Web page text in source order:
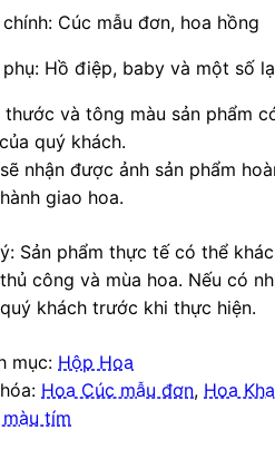
Cúc mẫu đơn, hoa hồng
phụ: Hồ điệp, baby và một số
thước và tông màu sản phẩm
quý khách.
nhận được ảnh sản phẩm
giao hoa.
Sản phẩm thực tế có thể
công và mùa hoa. Nếu có
khách trước khi thực hiện.
mục: Hộp Hoa
Hoa Cúc mẫu đơn, Hoa
tím